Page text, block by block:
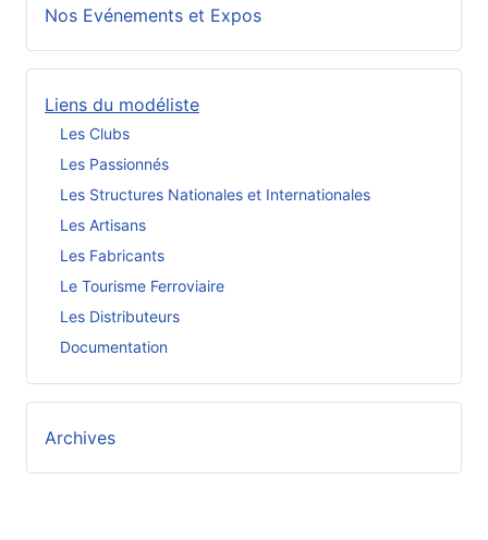
Nos Evénements et Expos
Liens du modéliste
Les Clubs
Les Passionnés
Les Structures Nationales et Internationales
Les Artisans
Les Fabricants
Le Tourisme Ferroviaire
Les Distributeurs
Documentation
Archives